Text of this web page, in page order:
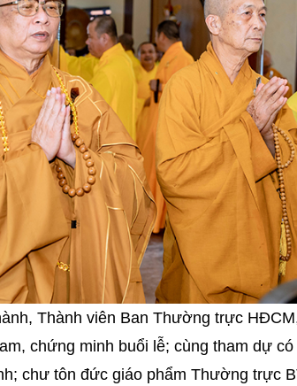
Thành viên Ban Thường trực
chứng minh buổi lễ; cùng tham dự
chư tôn đức giáo phẩm Thường trực